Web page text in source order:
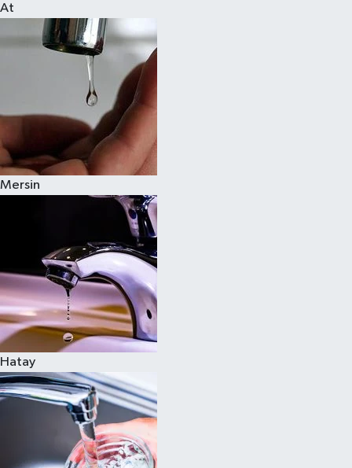
At
Mersin
Hatay